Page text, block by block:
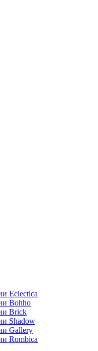
Eclectica
Bohho
Brick
Shadow
Gallery
Rombica